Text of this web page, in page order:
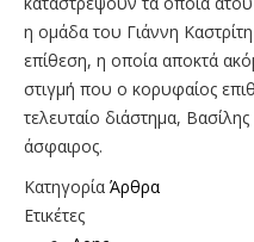
η ομάδα του Γιάννη
επίθεση, η οποία αποκτά
στιγμή που ο κορυφαίος
τελευταίο διάστημα,
άσφαιρος.
Κατηγορία Άρθρα
Ετικέτες